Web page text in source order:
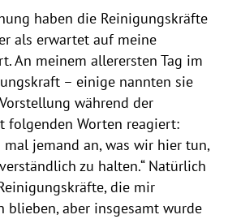
haben die Reinigungskräfte
als erwartet auf meine
An meinem allerersten Tag im
– einige nannten sie
während der
folgenden Worten reagiert:
mal jemand an, was wir hier tun,
zu halten.“ Natürlich
die mir
blieben, aber insgesamt wurde